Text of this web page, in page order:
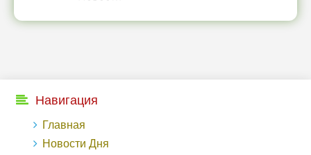
Навигация
Главная
Новости Дня